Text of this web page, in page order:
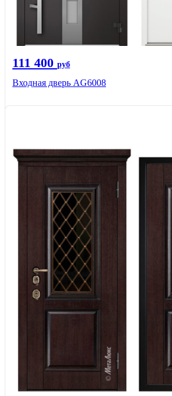
111 400 руб
Входная дверь AG6008